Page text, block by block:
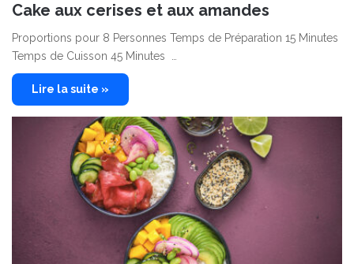
Cake aux cerises et aux amandes
Proportions pour 8 Personnes Temps de Préparation 15 Minutes
Temps de Cuisson 45 Minutes …
Lire la suite »